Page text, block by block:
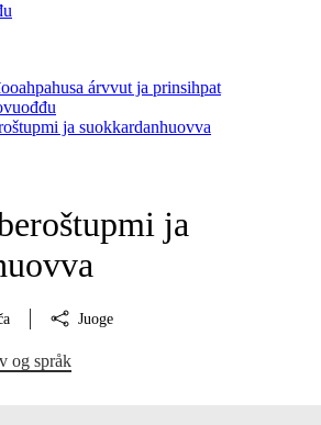
árvvut ja prinsihpat
ja suokkardanhuovva
ja
Juoge
og språk